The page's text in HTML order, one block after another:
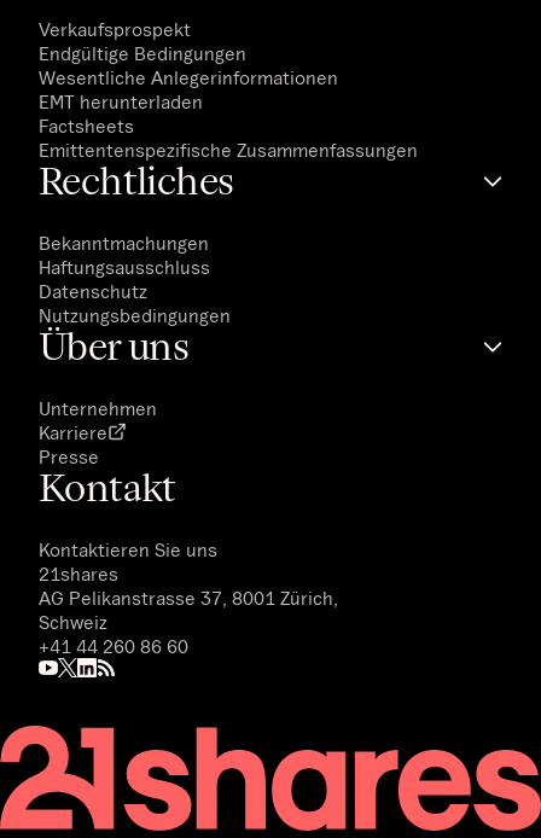
Verkaufsprospekt
Endgültige Bedingungen
Wesentliche Anlegerinformationen
EMT herunterladen
Factsheets
Emittentenspezifische Zusammenfassungen
Rechtliches
Bekanntmachungen
Haftungsausschluss
Datenschutz
Nutzungsbedingungen
Über uns
Unternehmen
Karriere
Presse
Kontakt
Kontaktieren Sie uns
21shares
AG Pelikanstrasse 37, 8001 Zürich,
Schweiz
+41 44 260 86 60